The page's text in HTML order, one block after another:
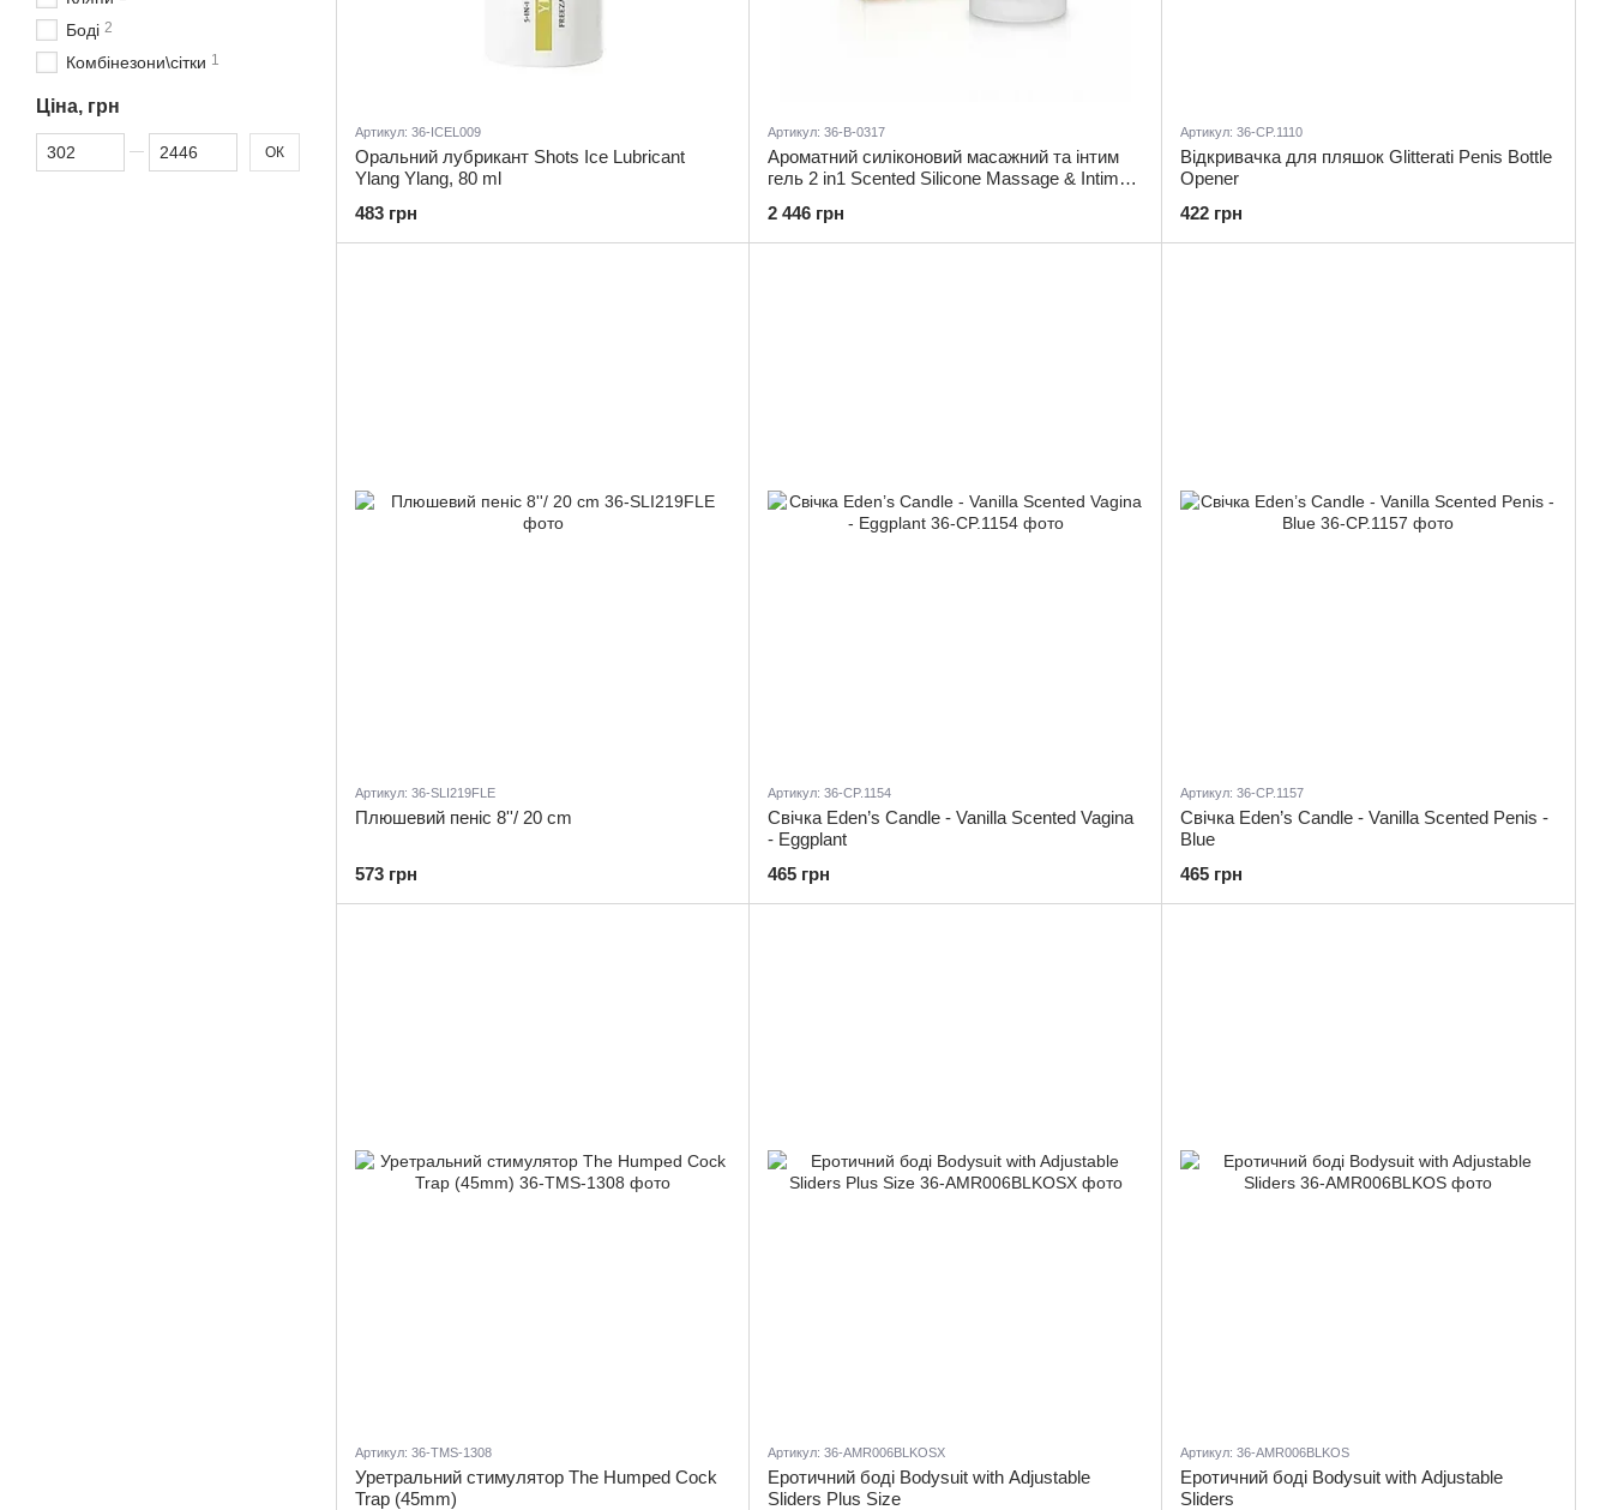
Артикул: 36-ICEL009
Оральний лубрикант Shots Ice Lubricant
Ylang Ylang, 80 ml
483 грн
Артикул: 36-B-0317
Ароматний силіконовий масажний та інтим
гель 2 in1 Scented Silicone Massage & Intimate
2 446 грн
Артикул: 36-CP.1110
Відкривачка для пляшок Glitterati Penis Bottle
Opener
422 грн
Артикул: 36-SLI219FLE
Плюшевий пеніс 8''/ 20 cm
573 грн
Артикул: 36-CP.1154
Свічка Eden’s Candle - Vanilla Scented Vagina
- Eggplant
465 грн
Артикул: 36-CP.1157
Свічка Eden’s Candle - Vanilla Scented Penis -
Blue
465 грн
Артикул: 36-TMS-1308
Уретральний стимулятор The Humped Cock
Trap (45mm)
Артикул: 36-AMR006BLKOSX
Еротичний боді Bodysuit with Adjustable
Sliders Plus Size
Артикул: 36-AMR006BLKOS
Еротичний боді Bodysuit with Adjustable
Sliders
Боді 2
Комбінезони\сітки 1
Ціна, грн
Від Ціна, грн
До Ціна, грн ОК